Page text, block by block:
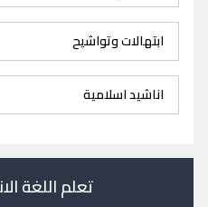
ابتهالات وتواشيح
اناشيد اسلامية
تعلم اللغة